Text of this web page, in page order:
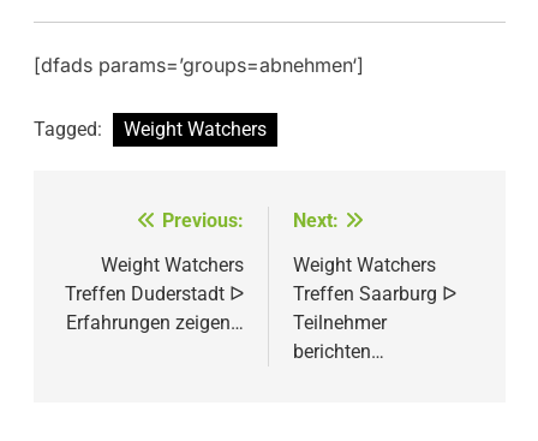
[dfads params=’groups=abnehmen‘]
Tagged: Weight Watchers
Beitragsnavigation
Previous:
Weight Watchers
Treffen Duderstadt ᐅ
Erfahrungen zeigen…
Next:
Weight Watchers
Treffen Saarburg ᐅ
Teilnehmer
berichten…